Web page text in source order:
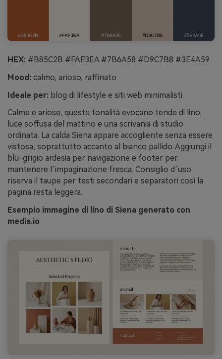
HEX: #B85C2B #FAF3EA #7B6A58 #D9C7B8 #3E4A59
Mood: calmo, arioso, raffinato
Ideale per: blog di lifestyle e siti web minimalisti
Calme e ariose, queste tonalità evocano tende di lino,
luce soffusa del mattino e una scrivania di studio
ordinata. La calda Siena appare accogliente senza essere
vistosa, soprattutto accanto al bianco pallido. Aggiungi il
blu-grigio ardesia per navigazione e footer per
mantenere l’impaginazione fresca. Consiglio d’uso:
riserva il taupe per testi secondari e separatori così la
pagina resta leggera.
Esempio immagine di lino di Siena generato con
media.io